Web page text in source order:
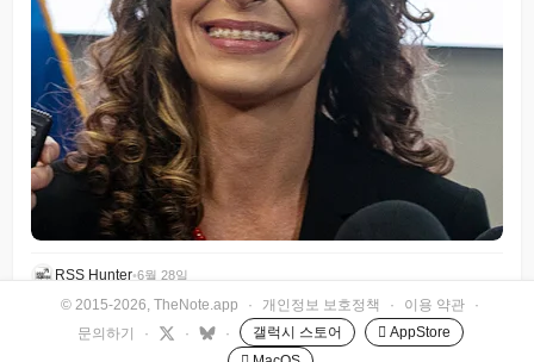
RSS Hunter•6월 28일
© 2015-2026, TheNote.app · 개인정보 보호정책 · 이용 약관
·
문의하기
· · · 갤럭시 스토어
 AppStore